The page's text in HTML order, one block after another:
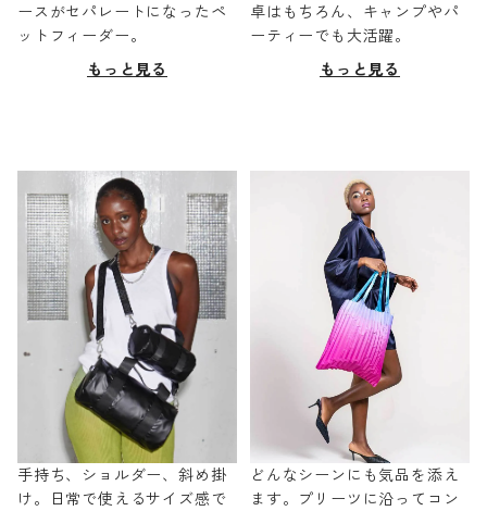
ースがセパレートになったペ
ットフィーダー。
もっと見る
卓はもちろん、キャンプやパ
ーティーでも大活躍。
もっと見る
手持ち、ショルダー、斜め掛
け。日常で使えるサイズ感で
どんなシーンにも気品を添え
ます。プリーツに沿ってコン